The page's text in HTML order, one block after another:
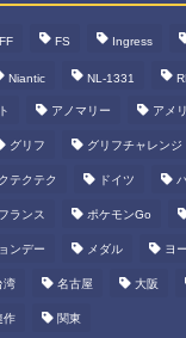
FF FS Ingress
Niantic NL-1331
アノマリー アメ
グリフ グリフチャレンジ
テクテク ドイツ
フランス ポケモンGo
ンデー メダル ヨ
湾 名古屋 大阪
作 関東